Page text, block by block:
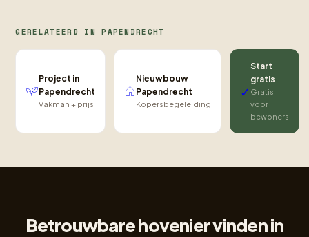
GERELATEERD IN PAPENDRECHT
Project in
Papendrecht
Vakman + prijs
Nieuwbouw
Papendrecht
Kopersbegeleiding
✓
Start
gratis
Gratis
voor
bewoners
Betrouwbare hovenier vinden in